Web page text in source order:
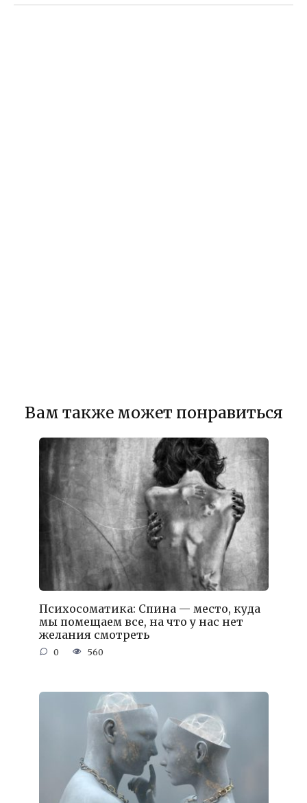
Вам также может понравиться
Психосоматика: Спина — место, куда
мы помещаем все, на что у нас нет
желания смотреть
0 560